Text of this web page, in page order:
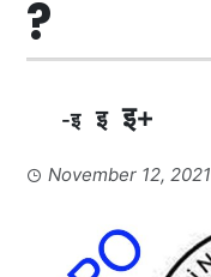
?
-इ इ इ+
November 12, 2021